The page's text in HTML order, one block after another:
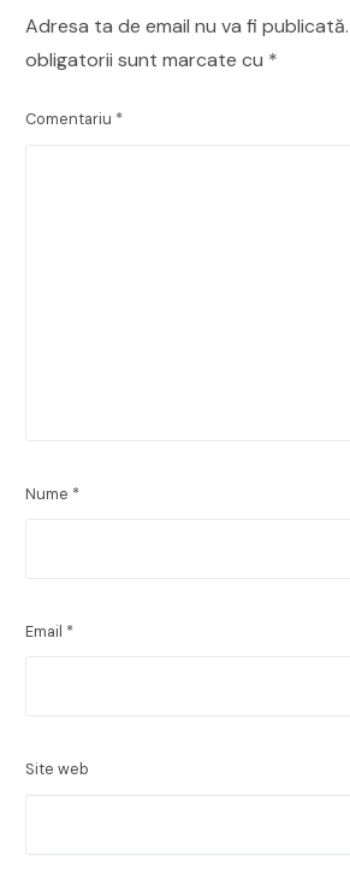
Adresa ta de email nu va fi publicată.
obligatorii sunt marcate cu *
Comentariu *
Nume *
Email *
Site web